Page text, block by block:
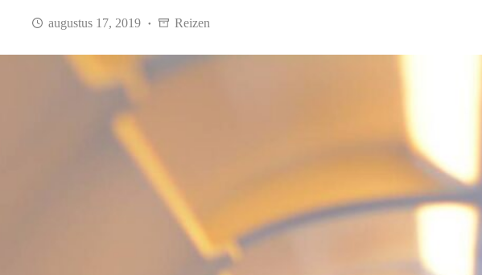
augustus 17, 2019 Reizen